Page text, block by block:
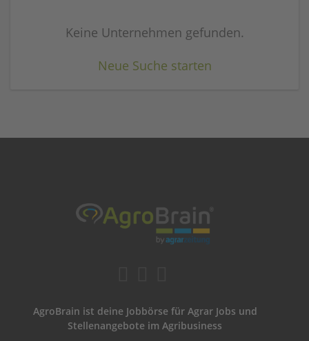
Keine Unternehmen gefunden.
Neue Suche starten
AgroBrain ist deine Jobbörse für Agrar Jobs und
Stellenangebote im Agribusiness